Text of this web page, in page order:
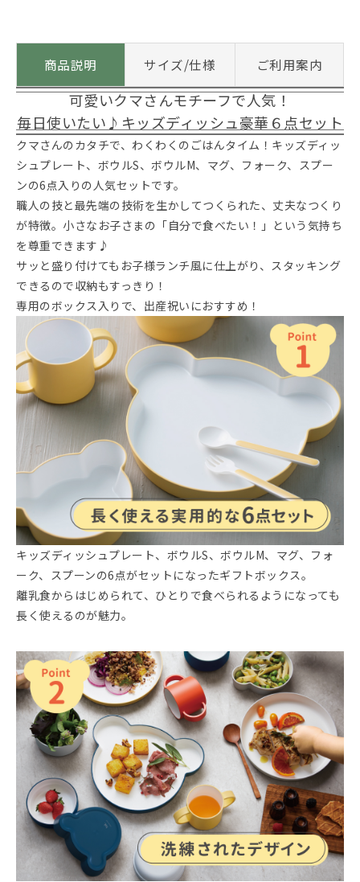
商品説明 サイズ/仕様 ご利用案内
可愛いクマさんモチーフで人気！
毎日使いたい♪キッズディッシュ豪華６点セット
クマさんのカタチで、わくわくのごはんタイム！キッズディッ
シュプレート、ボウルS、ボウルM、マグ、フォーク、スプー
ンの6点入りの人気セットです。
職人の技と最先端の技術を生かしてつくられた、丈夫なつくり
が特徴。小さなお子さまの「自分で食べたい！」という気持ち
を尊重できます♪
サッと盛り付けてもお子様ランチ風に仕上がり、スタッキング
できるので収納もすっきり！
専用のボックス入りで、出産祝いにおすすめ！
キッズディッシュプレート、ボウルS、ボウルM、マグ、フォ
ーク、スプーンの6点がセットになったギフトボックス。
離乳食からはじめられて、ひとりで食べられるようになっても
長く使えるのが魅力。